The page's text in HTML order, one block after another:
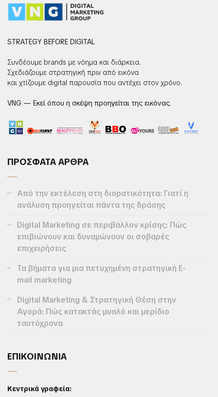
STRATEGY BEFORE DIGITAL
Συνδέουμε brands με νόημα και διάρκεια.
Σχεδιάζουμε στρατηγική πριν από εικόνα
και χτίζουμε digital παρουσία που αντέχει στον χρόνο.
VNG — Εκεί όπου η σκέψη προηγείται της εικόνας.
ΠΡΟΣΦΑΤΑ ΑΡΘΡΑ
Από την εκτέλεση στη διορατικότητα: Γιατί η
ανάλυση προηγείται πάντα της δράσης
Digital Marketing σε περιβάλλον κρίσης: Πώς
επιβιώνουν και δυναμώνουν οι σοβαρές
επιχειρήσεις
Τα βήματα για μια πετυχημένη στρατηγική E-
mail marketing
Digital Marketing & Στρατηγική Θέση στην
Αγορά: Πώς κατακτάς μυαλό και μερίδιο
ταυτόχρονα
ΕΠΙΚΟΙΝΩΝΙΑ
Κεντρικά γραφεία: